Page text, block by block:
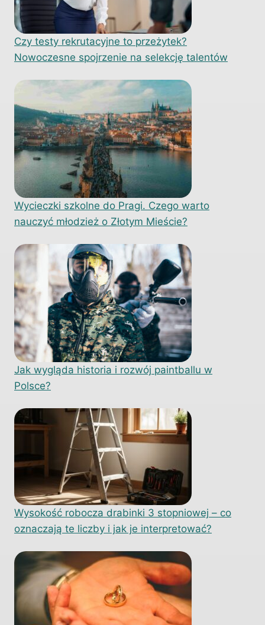
Czy testy rekrutacyjne to przeżytek?
Nowoczesne spojrzenie na selekcję talentów
Wycieczki szkolne do Pragi. Czego warto
nauczyć młodzież o Złotym Mieście?
Jak wygląda historia i rozwój paintballu w
Polsce?
Wysokość robocza drabinki 3 stopniowej – co
oznaczają te liczby i jak je interpretować?